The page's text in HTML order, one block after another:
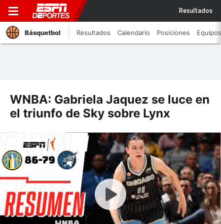
Resultados
Básquetbol Resultados Calendario Posiciones Equipos
WNBA: Gabriela Jaquez se luce en
el triunfo de Sky sobre Lynx